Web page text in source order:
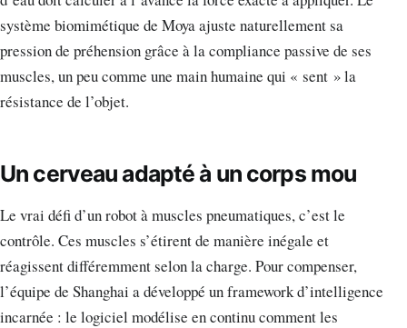
système biomimétique de Moya ajuste naturellement sa
pression de préhension grâce à la compliance passive de ses
muscles, un peu comme une main humaine qui « sent » la
résistance de l’objet.
Un cerveau adapté à un corps mou
Le vrai défi d’un robot à muscles pneumatiques, c’est le
contrôle. Ces muscles s’étirent de manière inégale et
réagissent différemment selon la charge. Pour compenser,
l’équipe de Shanghai a développé un framework d’intelligence
incarnée : le logiciel modélise en continu comment les